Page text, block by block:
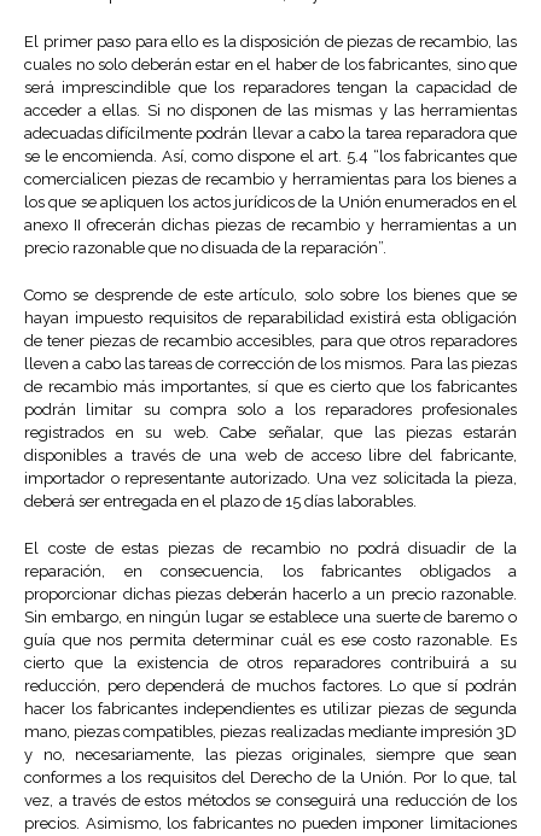
El primer paso para ello es la disposición de piezas de recambio, las
cuales no solo deberán estar en el haber de los fabricantes, sino que
será imprescindible que los reparadores tengan la capacidad de
acceder a ellas. Si no disponen de las mismas y las herramientas
adecuadas difícilmente podrán llevar a cabo la tarea reparadora que
se le encomienda. Así, como dispone el art. 5.4 “los fabricantes que
comercialicen piezas de recambio y herramientas para los bienes a
los que se apliquen los actos jurídicos de la Unión enumerados en el
anexo II ofrecerán dichas piezas de recambio y herramientas a un
precio razonable que no disuada de la reparación”.
Como se desprende de este artículo, solo sobre los bienes que se
hayan impuesto requisitos de reparabilidad existirá esta obligación
de tener piezas de recambio accesibles, para que otros reparadores
lleven a cabo las tareas de corrección de los mismos. Para las piezas
de recambio más importantes, sí que es cierto que los fabricantes
podrán limitar su compra solo a los reparadores profesionales
registrados en su web. Cabe señalar, que las piezas estarán
disponibles a través de una web de acceso libre del fabricante,
importador o representante autorizado. Una vez solicitada la pieza,
deberá ser entregada en el plazo de 15 días laborables.
El coste de estas piezas de recambio no podrá disuadir de la
reparación, en consecuencia, los fabricantes obligados a
proporcionar dichas piezas deberán hacerlo a un precio razonable.
Sin embargo, en ningún lugar se establece una suerte de baremo o
guía que nos permita determinar cuál es ese costo razonable. Es
cierto que la existencia de otros reparadores contribuirá a su
reducción, pero dependerá de muchos factores. Lo que sí podrán
hacer los fabricantes independientes es utilizar piezas de segunda
mano, piezas compatibles, piezas realizadas mediante impresión 3D
y no, necesariamente, las piezas originales, siempre que sean
conformes a los requisitos del Derecho de la Unión. Por lo que, tal
vez, a través de estos métodos se conseguirá una reducción de los
precios. Asimismo, los fabricantes no pueden imponer limitaciones